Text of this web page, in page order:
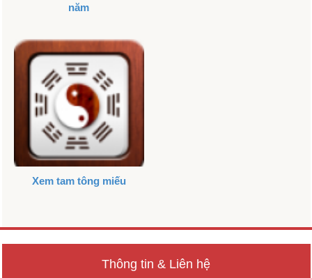
năm
Xem tam tông miếu
Thông tin & Liên hệ